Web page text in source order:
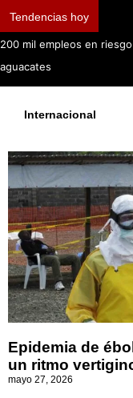
Tendencias hoy
Internacional
Epidemia de
un ritmo
mayo 27, 2026